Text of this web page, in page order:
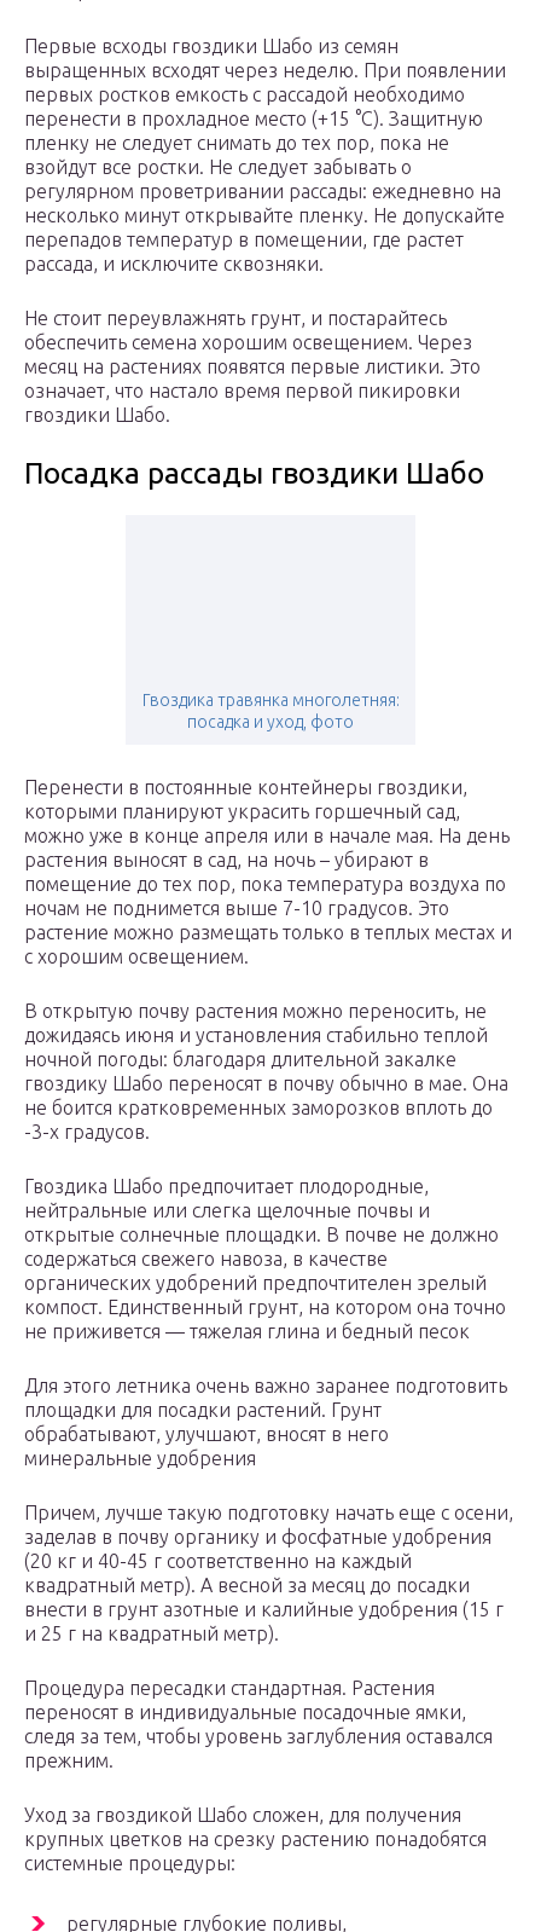
Первые всходы гвоздики Шабо из семян
выращенных всходят через неделю. При появлении
первых ростков емкость с рассадой необходимо
перенести в прохладное место (+15 °C). Защитную
пленку не следует снимать до тех пор, пока не
взойдут все ростки. Не следует забывать о
регулярном проветривании рассады: ежедневно на
несколько минут открывайте пленку. Не допускайте
перепадов температур в помещении, где растет
рассада, и исключите сквозняки.
Не стоит переувлажнять грунт, и постарайтесь
обеспечить семена хорошим освещением. Через
месяц на растениях появятся первые листики. Это
означает, что настало время первой пикировки
гвоздики Шабо.
Посадка рассады гвоздики Шабо
Гвоздика травянка многолетняя:
посадка и уход, фото
Перенести в постоянные контейнеры гвоздики,
которыми планируют украсить горшечный сад,
можно уже в конце апреля или в начале мая. На день
растения выносят в сад, на ночь – убирают в
помещение до тех пор, пока температура воздуха по
ночам не поднимется выше 7-10 градусов. Это
растение можно размещать только в теплых местах и
с хорошим освещением.
В открытую почву растения можно переносить, не
дожидаясь июня и установления стабильно теплой
ночной погоды: благодаря длительной закалке
гвоздику Шабо переносят в почву обычно в мае. Она
не боится кратковременных заморозков вплоть до
-3-х градусов.
Гвоздика Шабо предпочитает плодородные,
нейтральные или слегка щелочные почвы и
открытые солнечные площадки. В почве не должно
содержаться свежего навоза, в качестве
органических удобрений предпочтителен зрелый
компост. Единственный грунт, на котором она точно
не приживется — тяжелая глина и бедный песок
Для этого летника очень важно заранее подготовить
площадки для посадки растений. Грунт
обрабатывают, улучшают, вносят в него
минеральные удобрения
Причем, лучше такую подготовку начать еще с осени,
заделав в почву органику и фосфатные удобрения
(20 кг и 40-45 г соответственно на каждый
квадратный метр). А весной за месяц до посадки
внести в грунт азотные и калийные удобрения (15 г
и 25 г на квадратный метр).
Процедура пересадки стандартная. Растения
переносят в индивидуальные посадочные ямки,
следя за тем, чтобы уровень заглубления оставался
прежним.
Уход за гвоздикой Шабо сложен, для получения
крупных цветков на срезку растению понадобятся
системные процедуры:
регулярные глубокие поливы,